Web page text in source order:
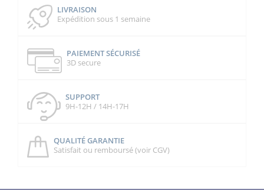
LIVRAISON
Expédition sous 1 semaine
PAIEMENT SÉCURISÉ
3D secure
SUPPORT
9H-12H / 14H-17H
QUALITÉ GARANTIE
Satisfait ou remboursé (voir CGV)